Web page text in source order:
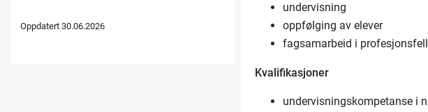
Oppdatert 30.06.2026
undervisning
oppfølging av elever
fagsamarbeid i
Kvalifikasjoner
undervisningskompetanse i